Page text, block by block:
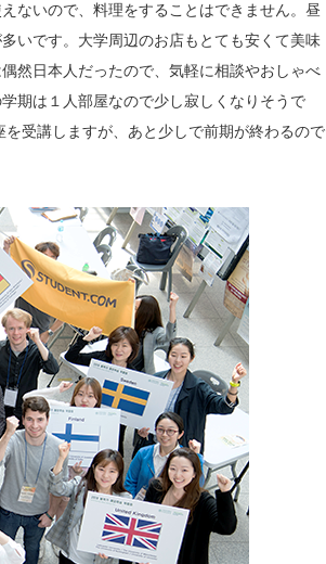
ないので、料理をすることはできません。昼
いです。大学周辺のお店もとても安くて美味
然日本人だったので、気軽に相談やおしゃべ
期は１人部屋なので少し寂しくなりそうで
受講しますが、あと少しで前期が終わるので